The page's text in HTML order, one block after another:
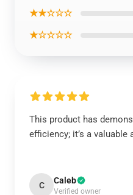
★★☆☆☆
★☆☆☆☆
This product has
efficiency; it’s a
C Caleb
Verified owner